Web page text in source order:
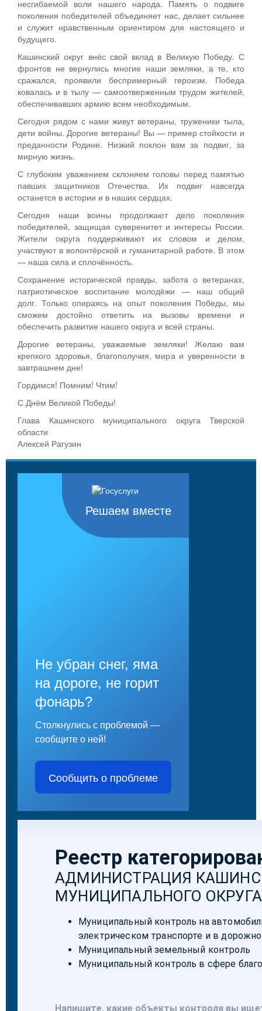
несгибаемой воли нашего народа. Память о подвиге
поколения победителей объединяет нас, делает сильнее
и служит нравственным ориентиром для настоящего и
будущего.
Кашинский округ внёс свой вклад в Великую Победу. С
фронтов не вернулись многие наши земляки, а те, кто
сражался, проявили беспримерный героизм. Победа
ковалась и в тылу — самоотверженным трудом жителей,
обеспечивавших армию всем необходимым.
Сегодня рядом с нами живут ветераны, труженики тыла,
дети войны. Дорогие ветераны! Вы — пример стойкости и
преданности Родине. Низкий поклон вам за подвиг, за
мирную жизнь.
С глубоким уважением склоняем головы перед памятью
павших защитников Отечества. Их подвиг навсегда
останется в истории и в наших сердцах.
Сегодня наши воины продолжают дело поколения
победителей, защищая суверенитет и интересы России.
Жители округа поддерживают их словом и делом,
участвуют в волонтёрской и гуманитарной работе. В этом
— наша сила и сплочённость.
Сохранение исторической правды, забота о ветеранах,
патриотическое воспитание молодёжи — наш общий
долг. Только опираясь на опыт поколения Победы, мы
сможем достойно ответить на вызовы времени и
обеспечить развитие нашего округа и всей страны.
Дорогие ветераны, уважаемые земляки! Желаю вам
крепкого здоровья, благополучия, мира и уверенности в
завтрашнем дне!
Гордимся! Помним! Чтим!
С Днём Великой Победы!
Глава Кашинского муниципального округа Тверской
области
Алексей Рагузин
Решаем вместе
Не убран снег, яма
на дороге, не горит
фонарь?
Столкнулись с проблемой —
сообщите о ней!
Сообщить о проблеме